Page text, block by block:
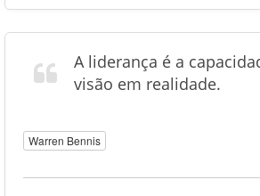
A liderança é a
visão em realidade.
Warren Bennis